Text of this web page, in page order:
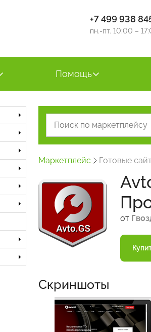
+7 499 938
пн.-пт. 10:00 –
Помощь
Маркетплейс Готовые
от
Скриншоты